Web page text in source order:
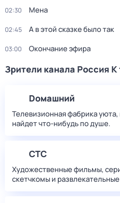
02:30 Мена
02:45 А в этой сказке было так
03:00 Окончание эфира
Зрители канала Россия
Dомашний
Телевизионная фабрика
найдет что‑нибудь по душе.
СТС
Художественные фильмы,
скетчкомы и